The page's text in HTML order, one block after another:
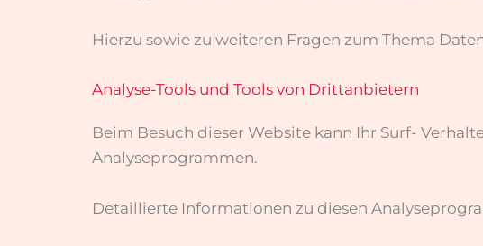
Hierzu sowie zu weiteren Fragen zum Thema
Analyse-Tools und Tools von Dritt­anbietern
Beim Besuch dieser Website kann Ihr Surf-
Analyseprogrammen.
Detaillierte Informationen zu diesen